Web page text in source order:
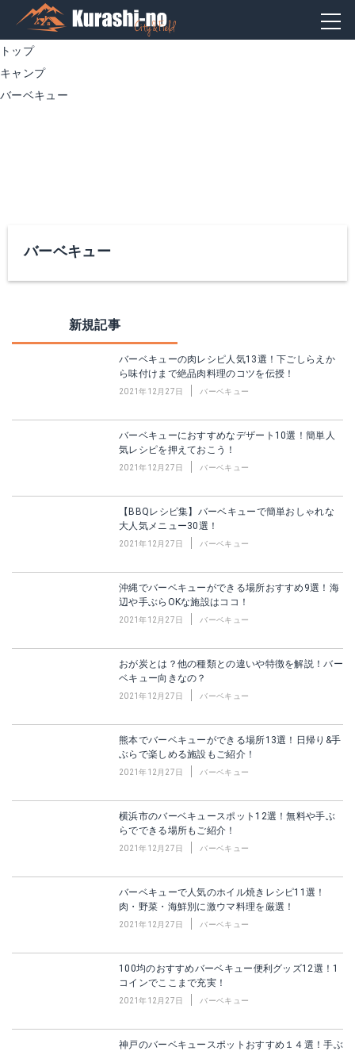
トップ
キャンプ
バーベキュー
バーベキュー
新規記事
バーベキューの肉レシピ人気13選！下ごしらえか
ら味付けまで絶品肉料理のコツを伝授！
2021年12月27日 バーベキュー
バーベキューにおすすめなデザート10選！簡単人
気レシピを押えておこう！
2021年12月27日 バーベキュー
【BBQレシピ集】バーベキューで簡単おしゃれな
大人気メニュー30選！
2021年12月27日 バーベキュー
沖縄でバーベキューができる場所おすすめ9選！海
辺や手ぶらOKな施設はココ！
2021年12月27日 バーベキュー
おが炭とは？他の種類との違いや特徴を解説！バー
ベキュー向きなの？
2021年12月27日 バーベキュー
熊本でバーベキューができる場所13選！日帰り&手
ぶらで楽しめる施設もご紹介！
2021年12月27日 バーベキュー
横浜市のバーベキュースポット12選！無料や手ぶ
らでできる場所もご紹介！
2021年12月27日 バーベキュー
バーベキューで人気のホイル焼きレシピ11選！
肉・野菜・海鮮別に激ウマ料理を厳選！
2021年12月27日 バーベキュー
100均のおすすめバーベキュー便利グッズ12選！1
コインでここまで充実！
2021年12月27日 バーベキュー
神戸のバーベキュースポットおすすめ１４選！手ぶ